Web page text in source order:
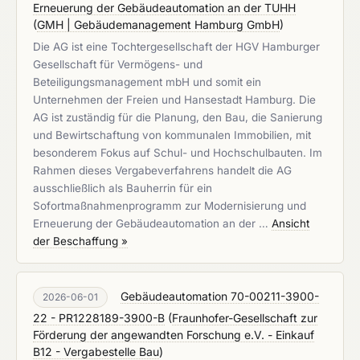
Erneuerung der Gebäudeautomation an der TUHH
(GMH | Gebäudemanagement Hamburg GmbH)
Die AG ist eine Tochtergesellschaft der HGV Hamburger
Gesellschaft für Vermögens- und
Beteiligungsmanagement mbH und somit ein
Unternehmen der Freien und Hansestadt Hamburg. Die
AG ist zuständig für die Planung, den Bau, die Sanierung
und Bewirtschaftung von kommunalen Immobilien, mit
besonderem Fokus auf Schul- und Hochschulbauten. Im
Rahmen dieses Vergabeverfahrens handelt die AG
ausschließlich als Bauherrin für ein
Sofortmaßnahmenprogramm zur Modernisierung und
Erneuerung der Gebäudeautomation an der … Ansicht
der Beschaffung »
2026-06-01
Gebäudeautomation 70-00211-3900-
22 - PR1228189-3900-B (Fraunhofer-Gesellschaft zur
Förderung der angewandten Forschung e.V. - Einkauf
B12 - Vergabestelle Bau)